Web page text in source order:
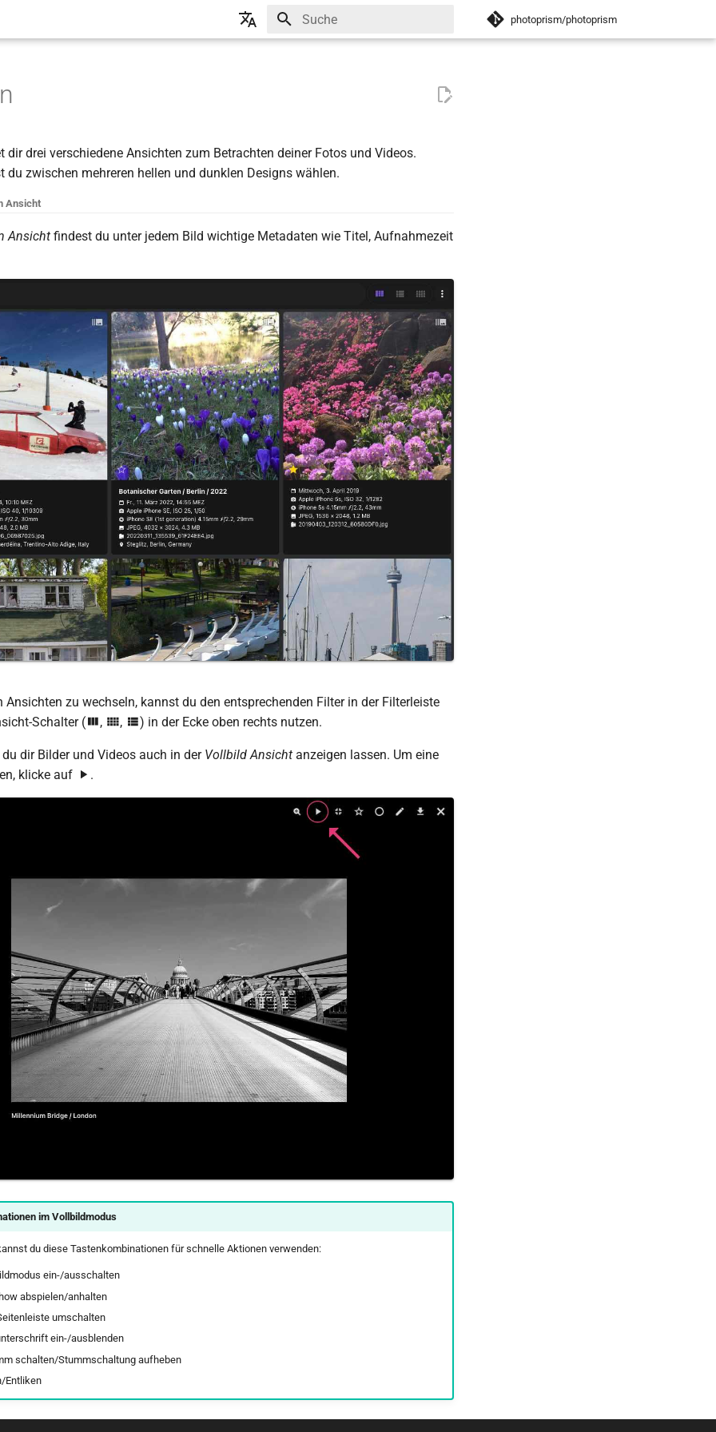
photoprism/photoprism
dir drei verschiedene Ansichten zum Betrachten deiner Fotos und Videos.
du zwischen mehreren hellen und dunklen Designs wählen.
Ansicht
Ansicht findest du unter jedem Bild wichtige Metadaten wie Titel, Aufnahmezeit
Ansichten zu wechseln, kannst du den entsprechenden Filter in der Filterleiste
Schalter (
, , ) in der Ecke oben rechts nutzen.
dir Bilder und Videos auch in der Vollbild Ansicht anzeigen lassen. Um eine
klicke auf
.
im Vollbildmodus
du diese Tastenkombinationen für schnelle Aktionen verwenden:
ein-/ausschalten
abspielen/anhalten
umschalten
ein-/ausblenden
schalten/Stummschaltung aufheben
Entliken